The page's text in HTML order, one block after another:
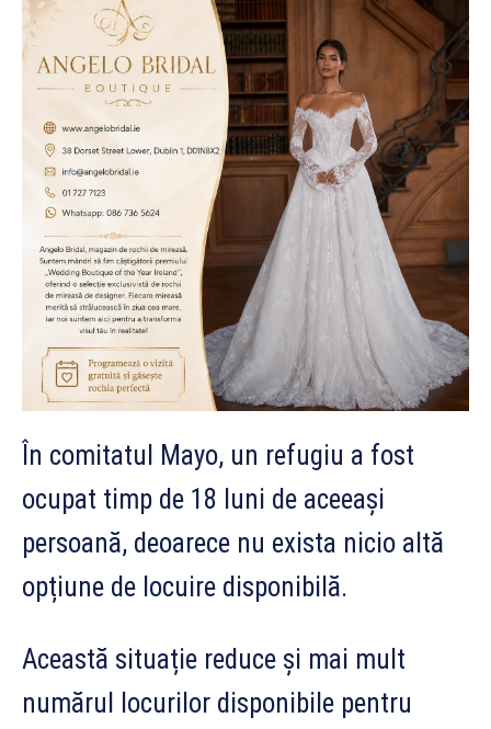
În comitatul Mayo, un refugiu a fost
ocupat timp de 18 luni de aceeași
persoană, deoarece nu exista nicio altă
opțiune de locuire disponibilă.
Această situație reduce și mai mult
numărul locurilor disponibile pentru